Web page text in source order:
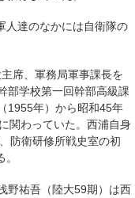
人達のなかには自衛隊の
席、軍務局軍事課長を
部学校第一回幹部高級課
1955年）から昭和45年
関わっていた。西浦自身
防衛研修所戦史室の初
野祐吾（陸大59期）は西